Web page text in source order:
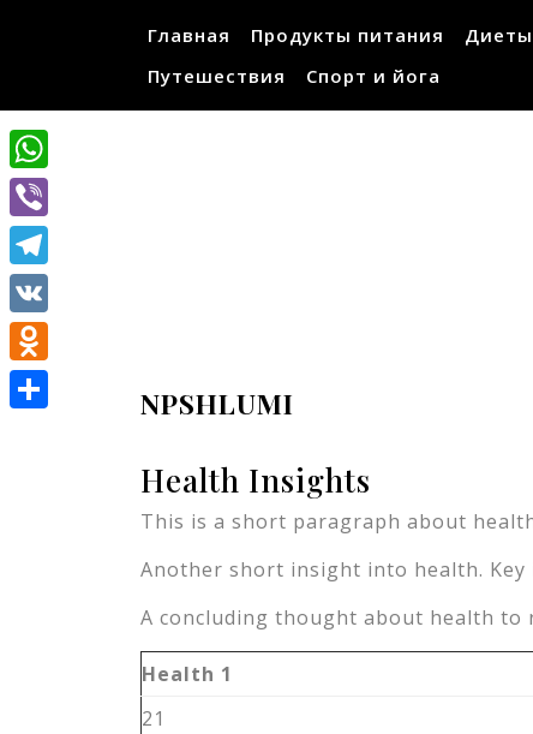
Главная Продукты питания Диеты
Путешествия
Спорт и йога
NPSHLUMI
Health Insights
This is a short paragraph about
Another short insight into health. Key
A concluding thought about health to
Health 1
21
WhatsApp
Viber
Telegram
VK
Odnoklassniki